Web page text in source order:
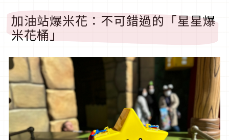
加油站爆米花：不可錯過的「星星爆
米花桶」